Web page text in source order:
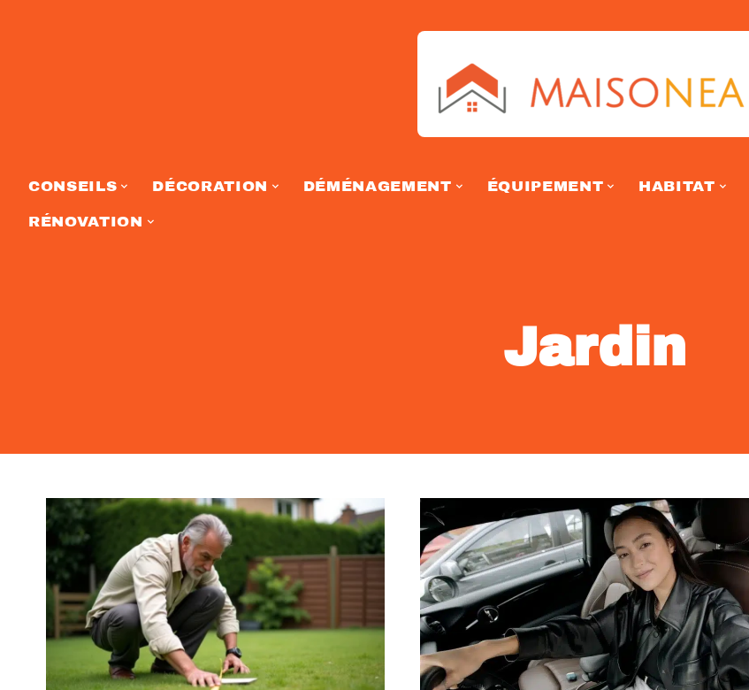
CONSEILS DÉCORATION DÉMÉNAGEMENT ÉQUIPEMENT HABITAT
RÉNOVATION
Jardin